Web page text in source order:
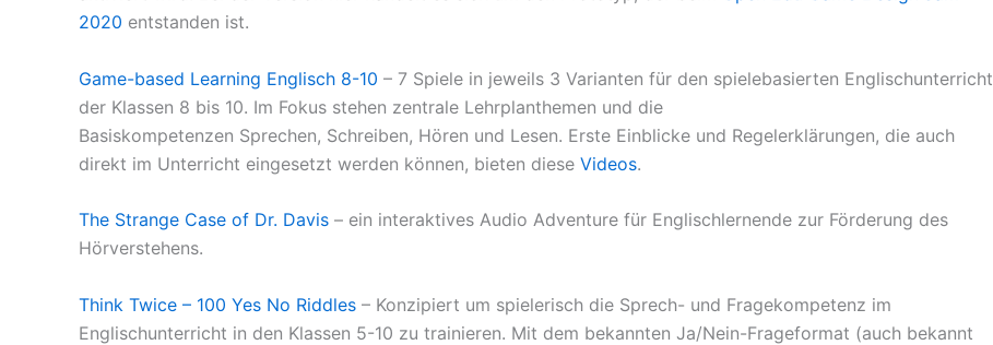
2020 entstanden ist.
Game-based Learning Englisch 8-10 – 7 Spiele in jeweils 3 Varianten für den spielebasierten Englischunterricht
der Klassen 8 bis 10. Im Fokus stehen zentrale Lehrplanthemen und die
Basiskompetenzen Sprechen, Schreiben, Hören und Lesen. Erste Einblicke und Regelerklärungen, die auch
direkt im Unterricht eingesetzt werden können, bieten diese Videos.
The Strange Case of Dr. Davis – ein interaktives Audio Adventure für Englischlernende zur Förderung des
Hörverstehens.
Think Twice – 100 Yes No Riddles – Konzipiert um spielerisch die Sprech- und Fragekompetenz im
Englischunterricht in den Klassen 5-10 zu trainieren. Mit dem bekannten Ja/Nein-Frageformat (auch bekannt